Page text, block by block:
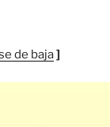
de baja]